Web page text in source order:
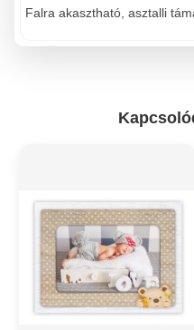
Falra akasztható, asztalli